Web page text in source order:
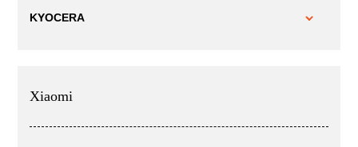
KYOCERA
Xiaomi